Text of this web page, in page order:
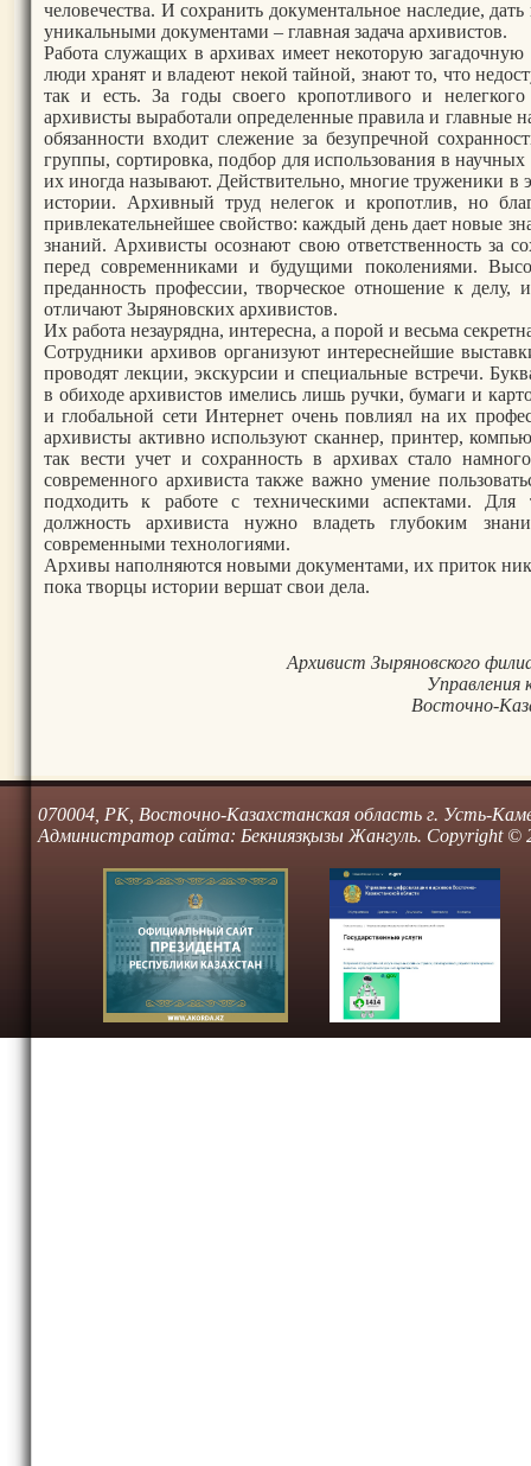
человечества. И сохранить документальное наследие,
уникальными документами – главная задача архивистов.
Работа служащих в архивах имеет некоторую загадочную
люди хранят и владеют некой тайной, знают то, что
так и есть. За годы своего кропотливого и
архивисты выработали определенные правила и главные
обязанности входит слежение за безупречной
группы, сортировка, подбор для использования в
их иногда называют. Действительно, многие труженики в
истории. Архивный труд нелегок и кропотлив, но
привлекательнейшее свойство: каждый день дает новые
знаний. Архивисты осознают свою ответственность за
перед современниками и будущими поколениями.
преданность профессии, творческое отношение к делу,
отличают Зыряновских архивистов.
Их работа незаурядна, интересна, а порой и весьма
Сотрудники архивов организуют интереснейшие
проводят лекции, экскурсии и специальные встречи.
в обиходе архивистов имелись лишь ручки, бумаги и
и глобальной сети Интернет очень повлиял на их
архивисты активно используют сканнер, принтер,
так вести учет и сохранность в архивах стало
современного архивиста также важно умение
подходить к работе с техническими аспектами.
должность архивиста нужно владеть глубоким
современными технологиями.
Архивы наполняются новыми документами, их приток
пока творцы истории вершат свои дела.
Архивист Зыряновского
Управления
Восточно-
070004, РК, Восточно-Казахстанская область г. Усть-
Администратор сайта: Бекниязқызы Жангуль. Copyright ©